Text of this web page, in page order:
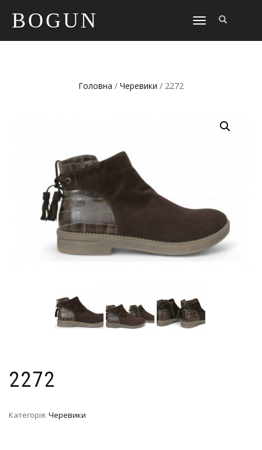
BOGUN
TOGGLE
Головна / Черевики / 2272
2272
Категорія: Черевики